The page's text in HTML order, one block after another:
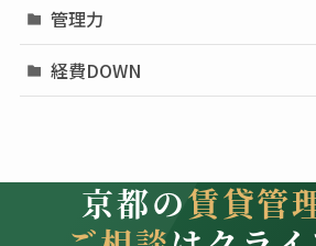
管理力
経費DOWN
京都の賃貸管